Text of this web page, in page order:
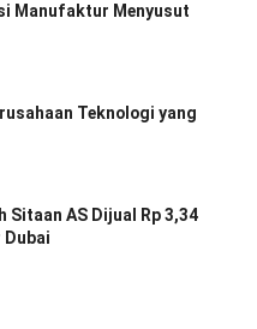
Manufaktur Menyusut
Teknologi yang
Sitaan AS Dijual Rp 3,34